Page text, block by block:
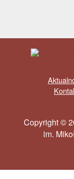
Copyright ©
im.